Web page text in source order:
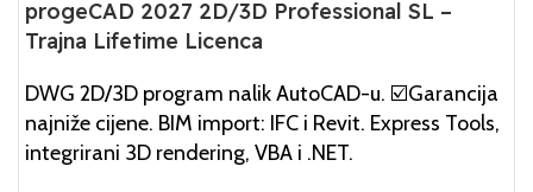
progeCAD 2027 2D/3D Professional SL –
Trajna Lifetime Licenca
DWG 2D/3D program nalik AutoCAD-u. ☑️Garancija
najniže cijene. BIM import: IFC i Revit. Express Tools,
integrirani 3D rendering, VBA i .NET.